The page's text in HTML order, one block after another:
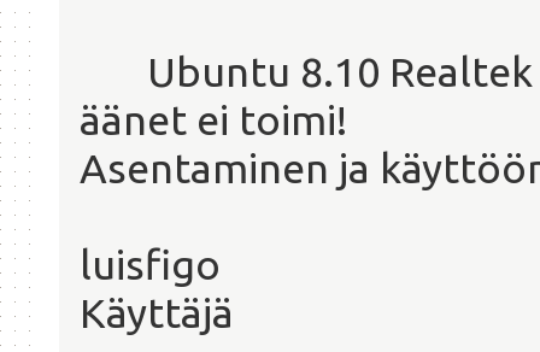
Ubuntu 8.10 Realtek
äänet ei toimi!
Asentaminen ja
luisfigo
Käyttäjä